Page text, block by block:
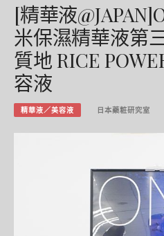
[精華液
米保濕精華液第
質地 RICE
容液
精華液／美容液 日本藥粧研究室